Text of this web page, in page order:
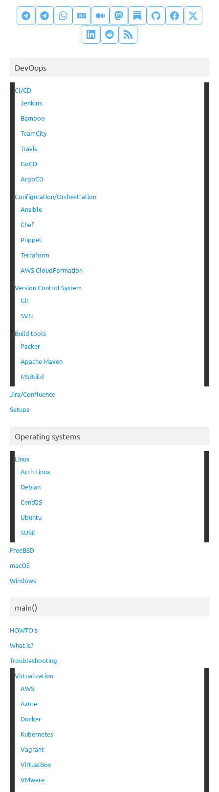
DevOops
CI/CD
Jenkins
Bamboo
TeamCity
Travis
GoCD
ArgoCD
Configuration/Orchestration
Ansible
Chef
Puppet
Terraform
AWS CloudFormation
Version Control System
Git
SVN
Build tools
Packer
Apache Maven
MSBuild
Jira/Confluence
Setups
Operating systems
Linux
Arch Linux
Debian
CentOS
Ubuntu
SUSE
FreeBSD
macOS
Windows
main()
HOWTO’s
What is?
Troubleshooting
Virtualization
AWS
Azure
Docker
Kubernetes
Vagrant
VirtualBox
VMware